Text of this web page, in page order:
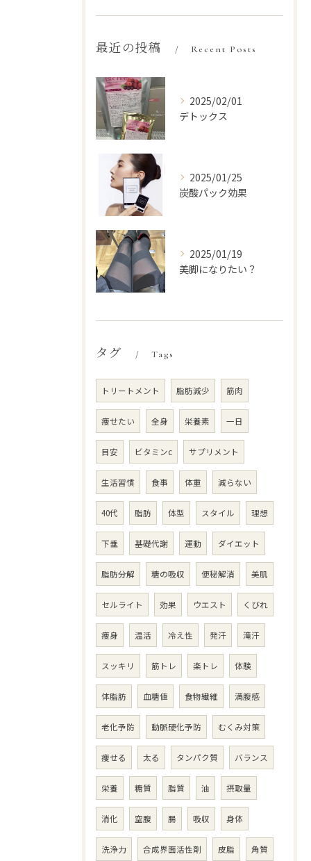
最近の投稿 Recent Posts
2025/02/01
デトックス
2025/01/25
炭酸パック効果
2025/01/19
美脚になりたい？
タグ Tags
トリートメント 脂肪減少 筋肉
痩せたい 全身 栄養素 一日
目安 ビタミンc サプリメント
生活習慣 食事 体重 減らない
40代 脂肪 体型 スタイル 理想
下垂 基礎代謝 運動 ダイエット
脂肪分解 糖の吸収 便秘解消 美肌
セルライト 効果 ウエスト くびれ
痩身 温活 冷え性 発汗 滝汗
スッキリ 筋トレ 楽トレ 体験
体脂肪 血糖値 食物繊維 満腹感
老化予防 動脈硬化予防 むくみ対策
痩せる 太る タンパク質 バランス
栄養 糖質 脂質 油 摂取量
消化 空腹 腸 吸収 身体
洗浄力 合成界面活性剤 皮脂 角質